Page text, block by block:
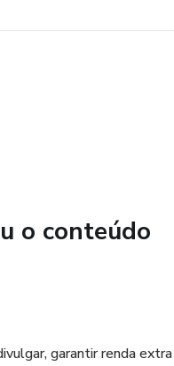
o conteúdo
garantir renda